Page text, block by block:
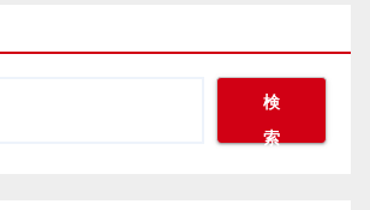
検
索